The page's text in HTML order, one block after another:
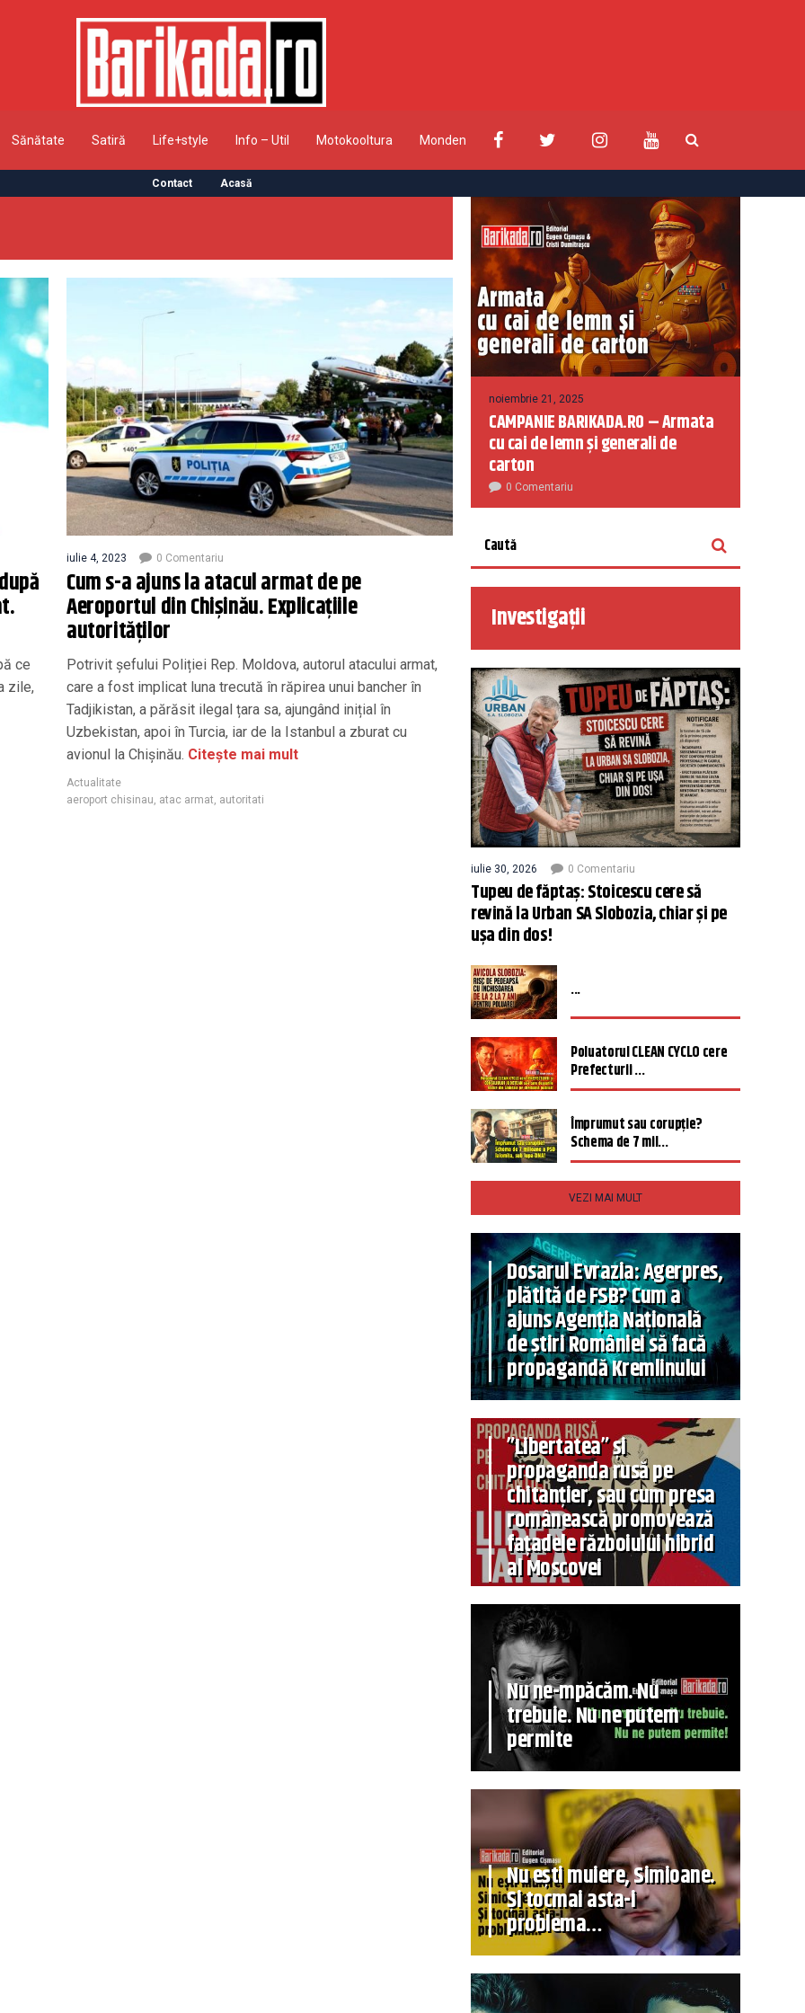
Sănătate Satiră Life+style Info – Util Motokooltura Monden
Contact Acasă
ce
zile,
iulie 4, 2023 0 Comentariu
Cum s-a ajuns la atacul armat de pe
Aeroportul din Chișinău. Explicațiile
autorităților
Potrivit șefului Poliției Rep. Moldova, autorul atacului armat,
care a fost implicat luna trecută în răpirea unui bancher în
Tadjikistan, a părăsit ilegal țara sa, ajungând inițial în
Uzbekistan, apoi în Turcia, iar de la Istanbul a zburat cu
avionul la Chișinău. Citește mai mult
Actualitate
aeroport chisinau atac armat autoritati
noiembrie 21, 2025
CAMPANIE BARIKADA.RO – Armata
cu cai de lemn și generali de
carton
0 Comentariu
Investigații
iulie 30, 2026 0 Comentariu
Tupeu de făptaș: Stoicescu cere să
revină la Urban SA Slobozia, chiar și pe
ușa din dos!
...
Poluatorul CLEAN CYCLO cere
Prefecturii ...
Împrumut sau corupție?
Schema de 7 mil...
VEZI MAI MULT
Dosarul Evrazia: Agerpres,
plătită de FSB? Cum a
ajuns Agenția Națională
de știri României să facă
propagandă Kremlinului
”Libertatea” și
propaganda rusă pe
chitanțier, sau cum presa
românească promovează
fațadele războiului hibrid
al Moscovei
Nu ne-mpăcăm. Nu
trebuie. Nu ne putem
permite
Nu ești muiere, Simioane.
Și tocmai asta-i
problema…